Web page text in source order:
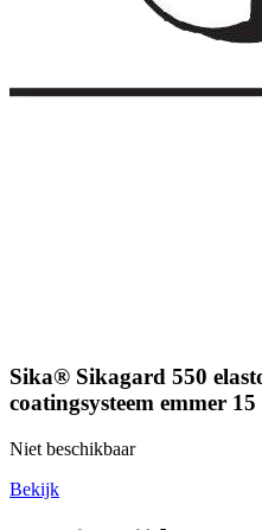
Sika® Sikagard 550
coatingsysteem emmer
Niet beschikbaar
Bekijk